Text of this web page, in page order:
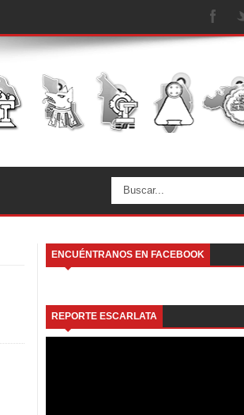
ENCUÉNTRANOS EN FACEBOOK
REPORTE ESCARLATA